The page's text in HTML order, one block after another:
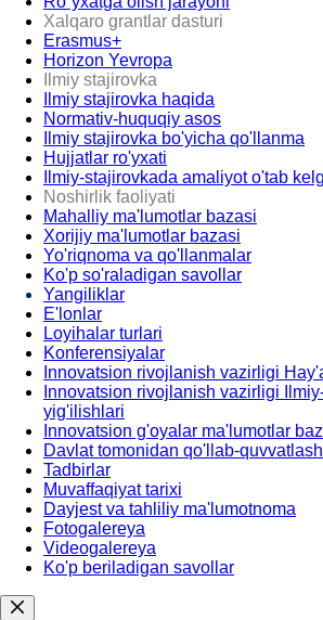
Xalqaro grantlar dasturi
Erasmus+
Horizon Yevropa
Ilmiy stajirovka
Ilmiy stajirovka haqida
Normativ-huquqiy asos
Ilmiy stajirovka bo'yicha qo'llanma
Hujjatlar ro'yxati
Ilmiy-stajirovkada amaliyot o'tab
Noshirlik faoliyati
Mahalliy ma'lumotlar bazasi
Xorijiy ma'lumotlar bazasi
Yo'riqnoma va qo'llanmalar
Ko'p so'raladigan savollar
Yangiliklar
E'lonlar
Loyihalar turlari
Konferensiyalar
Innovatsion rivojlanish vazirligi
Innovatsion rivojlanish vazirligi
yig'ilishlari
Innovatsion g'oyalar ma'lumotlar
Davlat tomonidan qo'llab-
Tadbirlar
Muvaffaqiyat tarixi
Dayjest va tahliliy ma'lumotnoma
Fotogalereya
Videogalereya
Ko'p beriladigan savollar